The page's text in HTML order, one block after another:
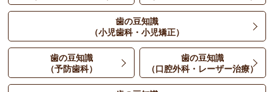
歯の豆知識
（小児歯科・小児矯正）
歯の豆知識
（予防歯科）
歯の豆知識
（口腔外科・レーザー治療）